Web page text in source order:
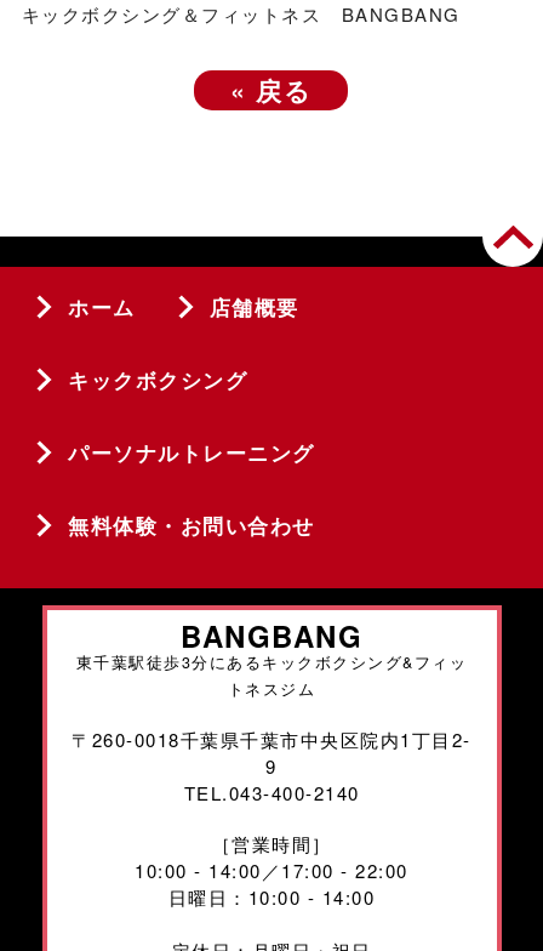
キックボクシング＆フィットネス BANGBANG
« 戻る
ホーム 店舗概要
キックボクシング
パーソナルトレーニング
無料体験・お問い合わせ
BANGBANG
東千葉駅徒歩3分にあるキックボクシング&フィッ
トネスジム
〒260-0018千葉県千葉市中央区院内1丁目2-
9
TEL.043-400-2140
［営業時間］
10:00 - 14:00／17:00 - 22:00
日曜日： 10:00 - 14:00